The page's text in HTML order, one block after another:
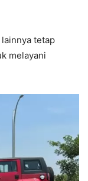
tetap
melayani